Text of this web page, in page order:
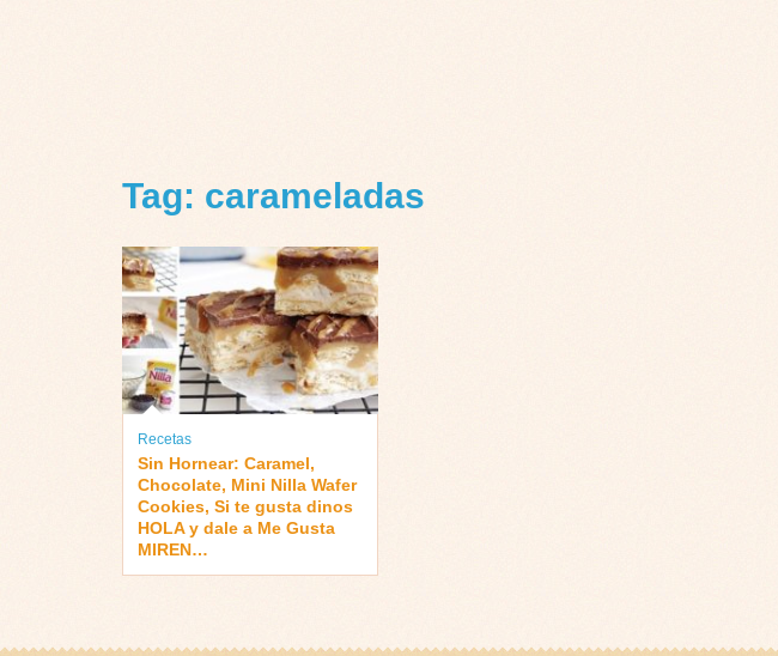
Tag: carameladas
Recetas
Sin Hornear: Caramel,
Chocolate, Mini Nilla Wafer
Cookies, Si te gusta dinos
HOLA y dale a Me Gusta
MIREN…